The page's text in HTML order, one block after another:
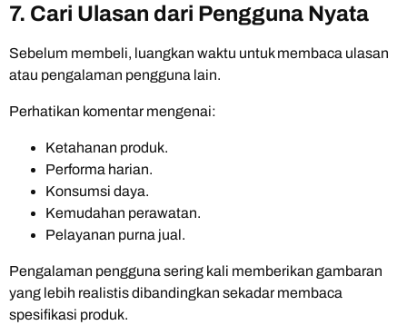
7. Cari Ulasan dari Pengguna Nyata
Sebelum membeli, luangkan waktu untuk membaca ulasan
atau pengalaman pengguna lain.
Perhatikan komentar mengenai:
Ketahanan produk.
Performa harian.
Konsumsi daya.
Kemudahan perawatan.
Pelayanan purna jual.
Pengalaman pengguna sering kali memberikan gambaran
yang lebih realistis dibandingkan sekadar membaca
spesifikasi produk.